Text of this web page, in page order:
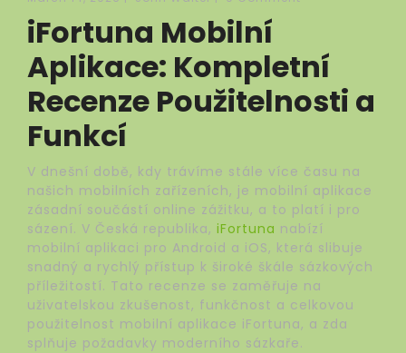
iFortuna Mobilní
Aplikace: Kompletní
Recenze Použitelnosti a
Funkcí
V dnešní době, kdy trávíme stále více času na
našich mobilních zařízeních, je mobilní aplikace
zásadní součástí online zážitku, a to platí i pro
sázení. V Česká republika, iFortuna nabízí
mobilní aplikaci pro Android a iOS, která slibuje
snadný a rychlý přístup k široké škále sázkových
příležitostí. Tato recenze se zaměřuje na
uživatelskou zkušenost, funkčnost a celkovou
použitelnost mobilní aplikace iFortuna, a zda
splňuje požadavky moderního sázkaře.